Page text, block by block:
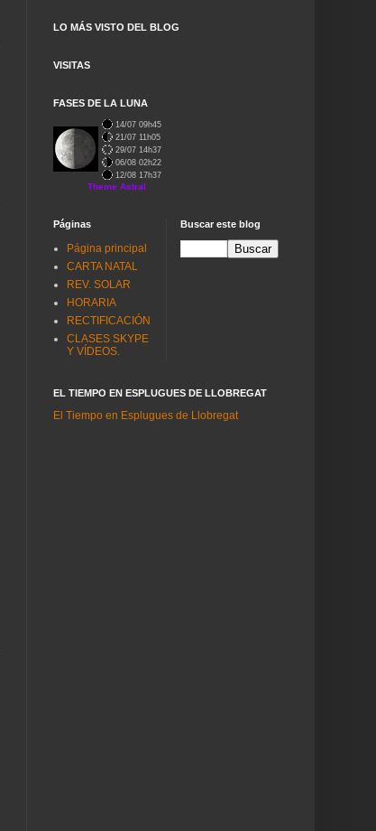
LO MÁS VISTO DEL BLOG
VISITAS
FASES DE LA LUNA
14/07 09h45
21/07 11h05
29/07 14h37
06/08 02h22
12/08 17h37
Ephemerides
Páginas
Página principal
CARTA NATAL
REV. SOLAR
HORARIA
RECTIFICACIÓN
CLASES SKYPE
Y VÍDEOS.
Buscar este blog
EL TIEMPO EN ESPLUGUES DE LLOBREGAT
El Tiempo en Esplugues de Llobregat